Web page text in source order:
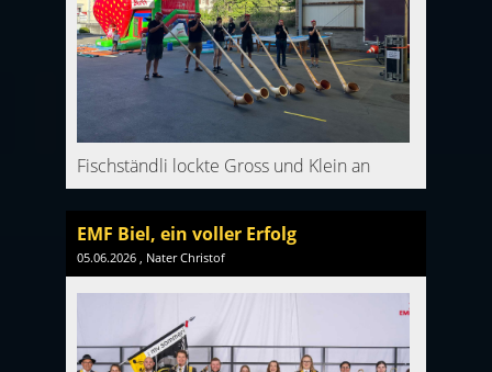
Fischständli lockte Gross und Klein an
EMF Biel, ein voller Erfolg
05.06.2026 , Nater Christof